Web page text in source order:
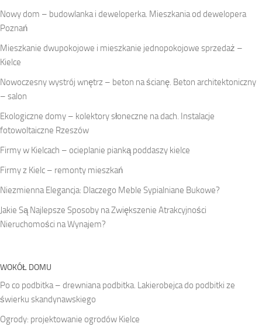
Nowy dom – budowlanka i deweloperka. Mieszkania od dewelopera
Poznań
Mieszkanie dwupokojowe i mieszkanie jednopokojowe sprzedaż –
Kielce
Nowoczesny wystrój wnętrz – beton na ścianę. Beton architektoniczny
– salon
Ekologiczne domy – kolektory słoneczne na dach. Instalacje
fotowoltaiczne Rzeszów
Firmy w Kielcach – ocieplanie pianką poddaszy kielce
Firmy z Kielc – remonty mieszkań
Niezmienna Elegancja: Dlaczego Meble Sypialniane Bukowe?
Jakie Są Najlepsze Sposoby na Zwiększenie Atrakcyjności
Nieruchomości na Wynajem?
WOKÓŁ DOMU
Po co podbitka – drewniana podbitka. Lakierobejca do podbitki ze
świerku skandynawskiego
Ogrody: projektowanie ogrodów Kielce